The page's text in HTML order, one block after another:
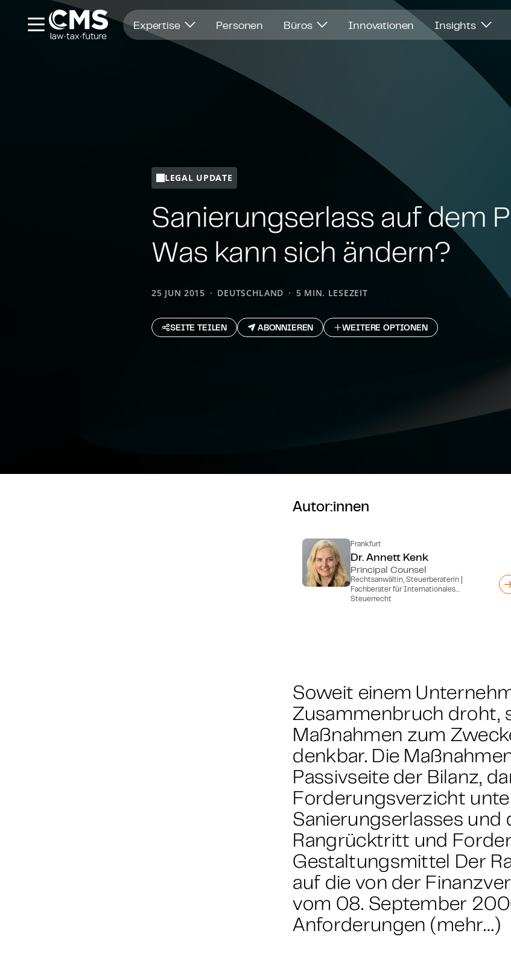
Expertise Personen Büros Innovationen Insights
LEGAL UPDATE
Sa­nie­rungs­er­lass auf dem
Was kann sich ändern?
25 JUN 2015 DEUTSCHLAND 5 MIN. LESEZEIT
SEITE TEILEN ABONNIEREN WEITERE OPTIONEN
Autor:innen
Frankfurt
Dr. Annett Kenk
Principal Counsel
Rechtsanwältin, Steuerberaterin |
Fachberater für Internationales
Steuerrecht
Soweit einem
Zusammenbruch droht,
Maßnahmen zum
denkbar. Die
Passivseite der Bilanz,
Forderungsverzicht
Sanierungserlasses
Rangrücktritt und
Gestaltungsmittel Der
auf die von der
vom 08. September
Anforderungen (mehr…)
Öffnet in einem neuen Fenster